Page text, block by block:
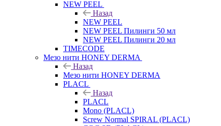
NEW PEEL
Назад
NEW PEEL
NEW PEEL Пилинги 50 мл
NEW PEEL Пилинги 20 мл
TIMECODE
Мезо нити HONEY DERMA
Назад
Мезо нити HONEY DERMA
PLACL
Назад
PLACL
Mono (PLACL)
Screw Normal SPIRAL (PLACL)